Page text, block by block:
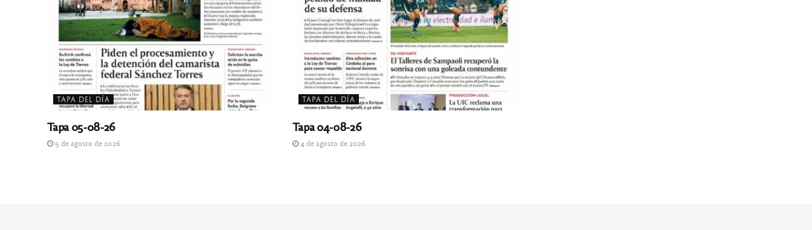
TAPA DEL DÍA
Tapa 05-08-26
5 de agosto de 2026
TAPA DEL DÍA
Tapa 04-08-26
4 de agosto de 2026